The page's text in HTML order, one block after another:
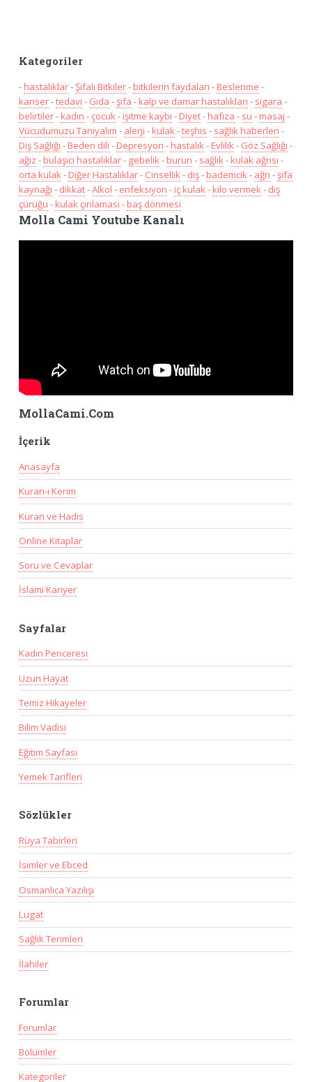
Kategoriler
-hastalıklar-Şifalı Bitkiler-bitkilerin faydaları -Beslenme -
kanser-tedavi - Gıda -şifa -kalp ve damar hastalıkları - sigara -
belirtiler-kadın - çocuk-işitme kaybı -Diyet-hafıza - su -masaj -
Vücudumuzu Tanıyalım - alerji -kulak-teşhis - sağlık haberleri -
Diş Sağlığı -Beden dili -Depresyon -hastalık-Evlilik- Göz Sağlığı -
ağız -bulaşıcı hastalıklar- gebelik-burun - sağlık-kulak ağrısı -
orta kulak-Diğer Hastalıklar- Cinsellik- diş-bademcik- ağrı -şifa
kaynağı - dikkat-Alkol - enfeksiyon -iç kulak-kilo vermek- diş
çürüğü -kulak çınlaması -baş dönmesi
Molla Cami Youtube Kanalı
MollaCami.Com
İçerik
Anasayfa
Kuran-ı Kerim
Kuran ve Hadis
Online Kitaplar
Soru ve Cevaplar
İslami Kariyer
Sayfalar
Kadın Penceresi
Uzun Hayat
Temiz Hikayeler
Bilim Vadisi
Eğitim Sayfası
Yemek Tarifleri
Sözlükler
Rüya Tabirleri
İsimler ve Ebced
Osmanlıca Yazılışı
Lugat
Sağlık Terimleri
İlahiler
Forumlar
Forumlar
Bölümler
Kategoriler